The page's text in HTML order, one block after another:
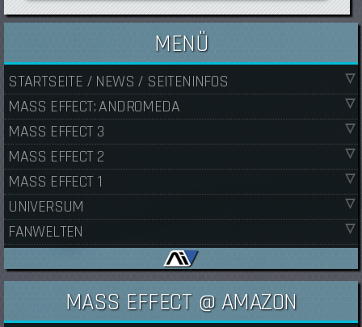
MENÜ
STARTSEITE / NEWS / SEITENINFOS
MASS EFFECT: ANDROMEDA
MASS EFFECT 3
MASS EFFECT 2
MASS EFFECT 1
UNIVERSUM
FANWELTEN
MASS EFFECT @ AMAZON